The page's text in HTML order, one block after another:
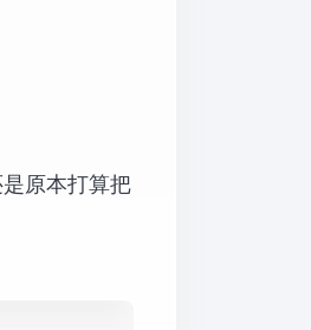
原本打算把